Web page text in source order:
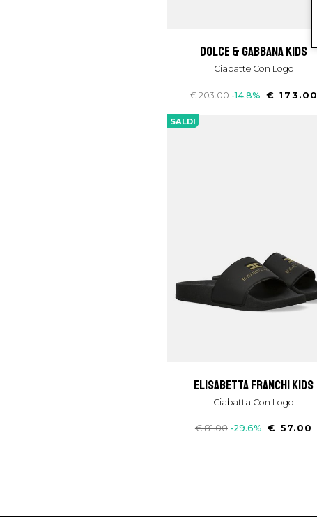
dolce & gabbana kids
Ciabatte Con Logo
€ 203.00 -14.8% € 173.00
SALDI
elisabetta franchi kids
Ciabatta Con Logo
€ 81.00 -29.6% € 57.00